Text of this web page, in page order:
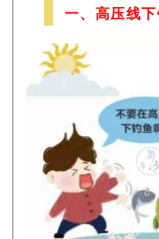
一、高压线下